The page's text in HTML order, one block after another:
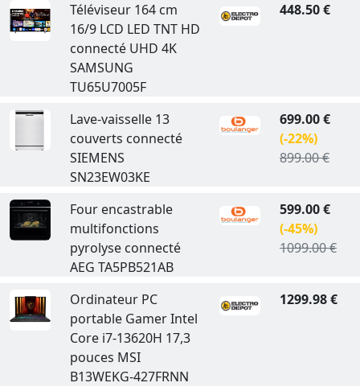
Téléviseur 164 cm
16/9 LCD LED TNT HD
connecté UHD 4K
SAMSUNG
TU65U7005F
448.50 €
Lave-vaisselle 13
couverts connecté
SIEMENS
SN23EW03KE
699.00 €
(-22%)
899.00 €
Four encastrable
multifonctions
pyrolyse connecté
AEG TA5PB521AB
599.00 €
(-45%)
1099.00 €
Ordinateur PC
portable Gamer Intel
Core i7-13620H 17,3
pouces MSI
B13WEKG-427FRNN
1299.98 €